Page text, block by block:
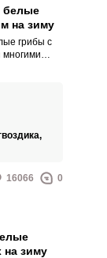
белые
на зиму
грибы с
многими
несложно.
16066 0
на зиму